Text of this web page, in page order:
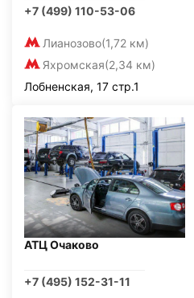
+7 (499) 110-53-06
Лианозово(1,72 км)
Яхромская(2,34 км)
Лобненская, 17 стр.1
АТЦ Очаково
+7 (495) 152-31-11